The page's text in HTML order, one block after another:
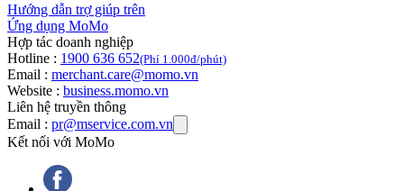
Hướng dẫn trợ giúp trên
Ứng dụng MoMo
Hợp tác doanh nghiệp
Hotline : 1900 636 652(Phí 1.000đ/phút)
Email : merchant.care@momo.vn
Website : business.momo.vn
Liên hệ truyền thông
Email : pr@mservice.com.vn
Kết nối với MoMo